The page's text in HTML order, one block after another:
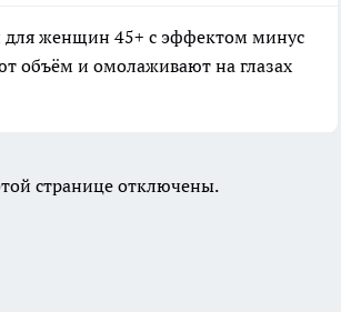
для женщин 45+ с эффектом минус
объём и омолаживают на глазах
странице отключены.